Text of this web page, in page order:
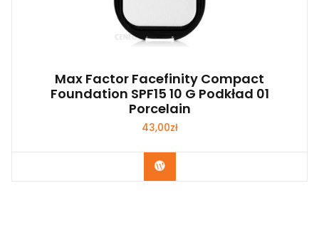
Max Factor Facefinity Compact
Foundation SPF15 10 G Podkład 01
Porcelain
43,00zł
Zobacz